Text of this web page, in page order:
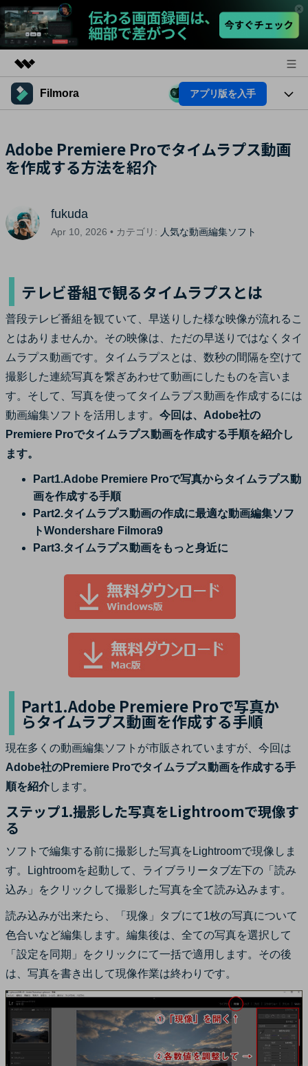
製品
ユーティリティ
概要
ソリューション
企業情報
サポート
Filmora アプリ版を入手
プラットフォーム
AI機能
AIヒント
活用法
Filmoraのユーザー層
動画編集のコツ
サポート
サポート
カスタマーサポート
ブランド紹介
購入する ログイン
検索
Adobe Premiere Proでタイムラプス動画
を作成する方法を紹介
fukuda
Apr 10, 2026 • カテゴリ: 人気な動画編集ソフト
テレビ番組で観るタイムラプスとは
普段テレビ番組を観ていて、早送りした様な映像が流れるこ
とはありませんか。その映像は、ただの早送りではなくタイ
ムラプス動画です。タイムラプスとは、数秒の間隔を空けて
撮影した連続写真を繋ぎあわせて動画にしたものを言いま
す。そして、写真を使ってタイムラプス動画を作成するには
動画編集ソフトを活用します。 今回は、Adobe社の
Premiere Proでタイムラプス動画を作成する手順を紹介し
ます。
Part1.Adobe Premiere Proで写真からタイムラプス動
画を作成する手順
Part2.タイムラプス動画の作成に最適な動画編集ソフ
トWondershare Filmora9
Part3.タイムラプス動画をもっと身近に
Part1.Adobe Premiere Proで写真か
らタイムラプス動画を作成する手順
現在多くの動画編集ソフトが市販されていますが、今回は
Adobe社のPremiere Proでタイムラプス動画を作成する手
順を紹介します。
ステップ1.撮影した写真をLightroomで現像す
る
ソフトで編集する前に撮影した写真をLightroomで現像しま
す。Lightroomを起動して、ライブラリータブ左下の「読み
込み」をクリックして撮影した写真を全て読み込みます。
読み込みが出来たら、「現像」タブにて1枚の写真について
色合いなど編集します。編集後は、全ての写真を選択して
「設定を同期」をクリックにて一括で適用します。その後
は、写真を書き出して現像作業は終わりです。